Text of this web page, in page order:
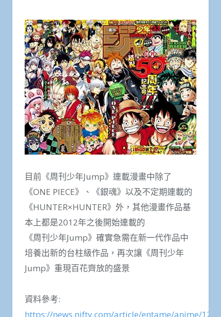
目前《周刊少年Jump》連載漫畫中除了
《ONE PIECE》、《銀魂》以及不定期連載的
《HUNTER×HUNTER》外，其他漫畫作品基
本上都是2012年之後開始連載的
《周刊少年Jump》確實急需在新一代作品中
培養出新的台柱級作品，再次讓《周刊少年
Jump》重現百花齊放的盛景
資料參考:
https://news.nifty.com/article/entame/anime/